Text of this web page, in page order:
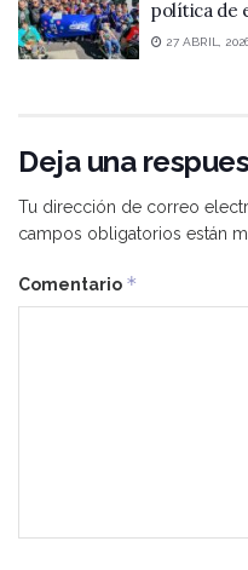
política de
27 ABRIL,
Deja una
Tu dirección de correo
campos obligatorios están
Comentario *